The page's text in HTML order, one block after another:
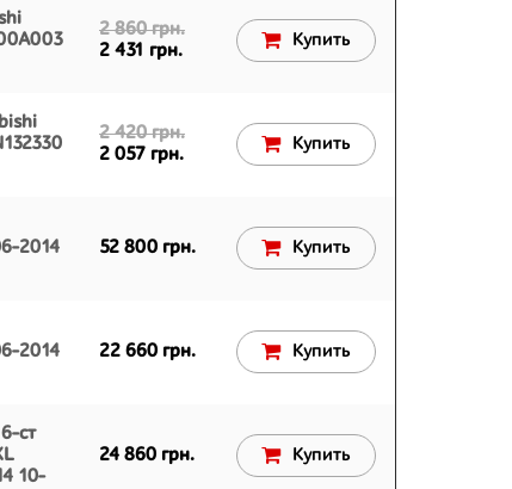
2 860 грн.
2 431 грн.
Купить
2 420 грн.
2 057 грн.
Купить
2014
52 800 грн. Купить
2014
22 660 грн. Купить
ст
10-
24 860 грн. Купить